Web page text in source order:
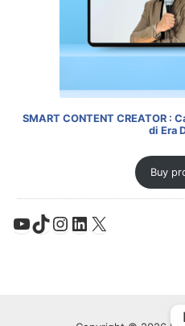
SMART CONTENT CREATOR :
di Era
Buy
YouTube
TikTok
Instagram
LinkedIn
X